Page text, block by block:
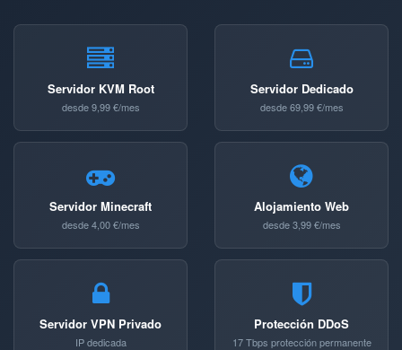
Servidor KVM Root
desde 9,99 €/mes
Servidor Dedicado
desde 69,99 €/mes
Servidor Minecraft
desde 4,00 €/mes
Alojamiento Web
desde 3,99 €/mes
Servidor VPN Privado
IP dedicada
Protección DDoS
17 Tbps protección permanente